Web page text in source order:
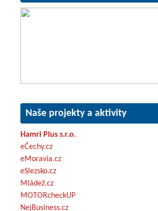
Naše projekty a aktivity
Hamri Plus s.r.o.
eČechy.cz
eMoravia.cz
eSlezsko.cz
Mládež.cz
MOTORcheckUP
NejBusiness.cz